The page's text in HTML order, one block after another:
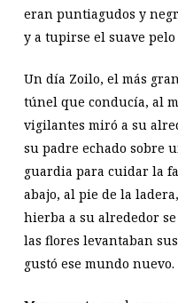
eran puntiagudos y
y a tupirse el suave
Un día Zoilo, el más
túnel que conducía, al
vigilantes miró a su
su padre echado sobre
guardia para cuidar la
abajo, al pie de la
hierba a su alrededor
las flores levantaban
gustó ese mundo nuevo.